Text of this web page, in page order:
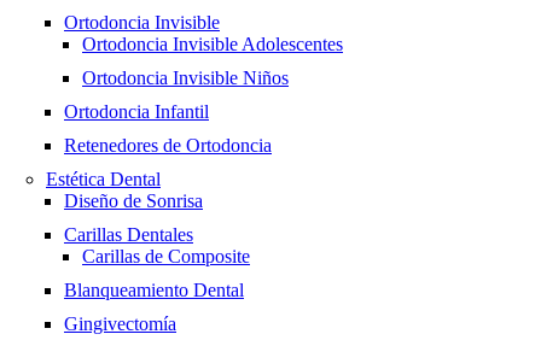
Ortodoncia Invisible
Ortodoncia Invisible Adolescentes
Ortodoncia Invisible Niños
Ortodoncia Infantil
Retenedores de Ortodoncia
Estética Dental
Diseño de Sonrisa
Carillas Dentales
Carillas de Composite
Blanqueamiento Dental
Gingivectomía